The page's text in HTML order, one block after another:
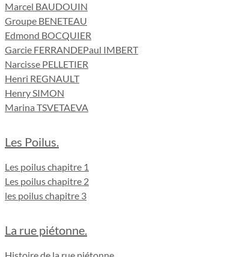
Marcel BAUDOUIN
Groupe BENETEAU
Edmond BOCQUIER
Garcie FERRANDEPaul IMBERT
Narcisse PELLETIER
Henri REGNAULT
Henry SIMON
Marina TSVETAEVA
Les Poilus.
Les poilus chapitre 1
Les poilus chapitre 2
les poilus chapitre 3
La rue piétonne.